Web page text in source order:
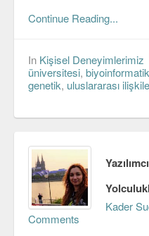
PHP
Scala
Android
Linux
Continue Reading...
In Kişisel Deneyimlerimiz
üniversitesi, biyoinformatik
genetik, uluslararası
Kader
Comments